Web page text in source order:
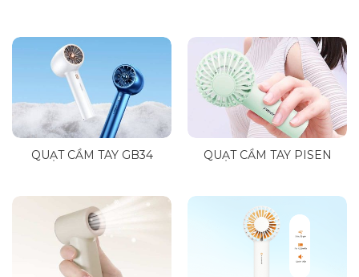
QUẠT CẦM TAY GB34 QUẠT CẦM TAY PISEN